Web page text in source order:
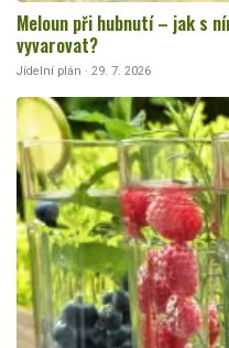
Meloun při hubnutí – jak s
vyvarovat?
Jídelní plán · 29. 7. 2026